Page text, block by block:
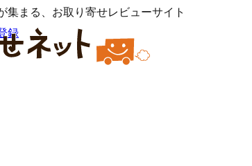
集まる、お取り寄せレビューサイト
録